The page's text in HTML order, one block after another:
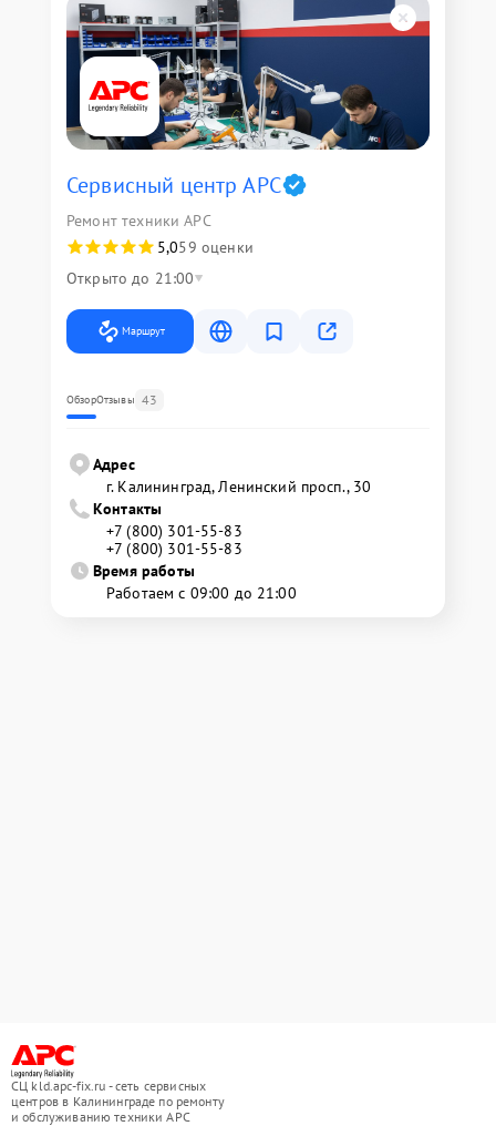
Сервисный центр APC
Ремонт техники APC
5,059 оценки
Открыто до 21:00
Маршрут
ОбзорОтзывы 43
Адрес
г. Калининград, Ленинский просп., 30
Контакты
+7 (800) 301-55-83
+7 (800) 301-55-83
Время работы
Работаем с 09:00 до 21:00
СЦ kld.apc-fix.ru - сеть сервисных
центров в Калининграде по ремонту
и обслуживанию техники APC